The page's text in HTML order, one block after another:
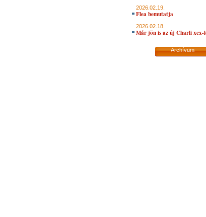
2026.02.19.
Flea bemutatja
2026.02.18.
Már jön is az új Charli xcx-
Archívum